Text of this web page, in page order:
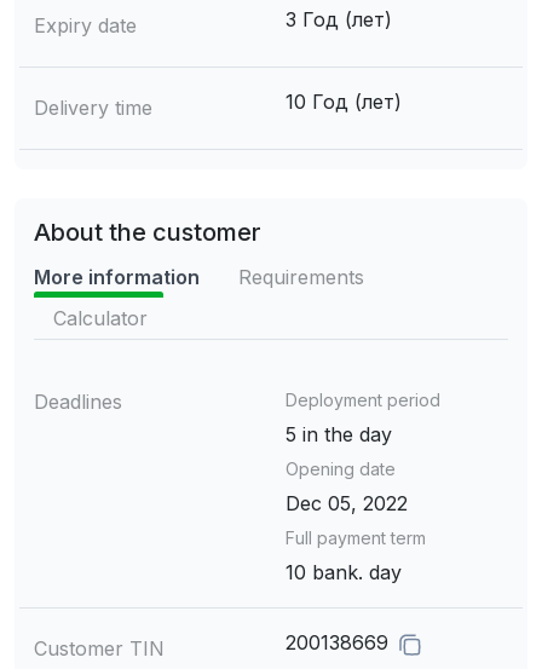
Expiry date 3 Год (лет)
Delivery time 10 Год (лет)
About the customer
More information
Requirements
Calculator
Deadlines Deployment period
5 in the day
Opening date
Dec 05, 2022
Full payment term
10 bank. day
Customer TIN 200138669